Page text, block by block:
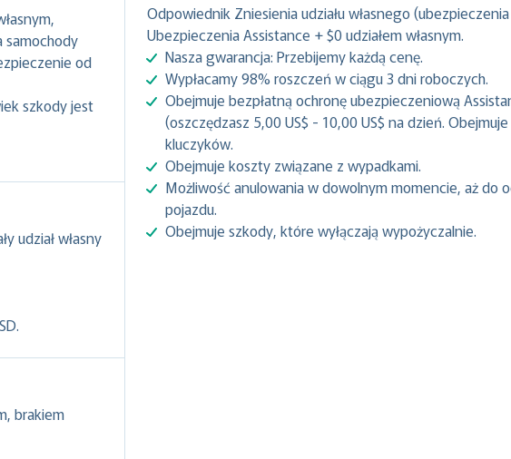
samochody
od
szkody jest
udział własny
brakiem
Odpowiednik Zniesienia udziału własnego
Ubezpieczenia Assistance + $0 udziałem własnym.
Nasza gwarancja: Przebijemy każdą cenę.
Wypłacamy 98% roszczeń w ciągu 3 dni roboczych.
Obejmuje bezpłatną ochronę ubezpieczeniową
(oszczędzasz 5,00 US$ - 10,00 US$ na dzień.
kluczyków.
Obejmuje koszty związane z wypadkami.
Możliwość anulowania w dowolnym momencie, aż do
pojazdu.
Obejmuje szkody, które wyłączają wypożyczalnie.